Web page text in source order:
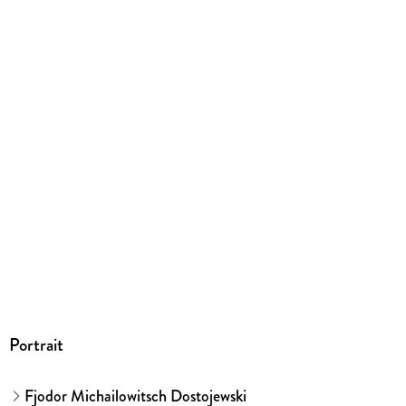
Portrait
Fjodor Michailowitsch Dostojewski